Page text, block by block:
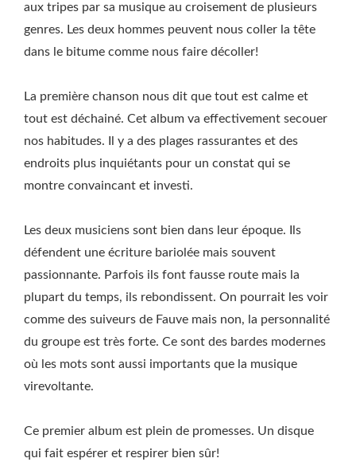
aux tripes par sa musique au croisement de plusieurs
genres. Les deux hommes peuvent nous coller la tête
dans le bitume comme nous faire décoller!
La première chanson nous dit que tout est calme et
tout est déchainé. Cet album va effectivement secouer
nos habitudes. Il y a des plages rassurantes et des
endroits plus inquiétants pour un constat qui se
montre convaincant et investi.
Les deux musiciens sont bien dans leur époque. Ils
défendent une écriture bariolée mais souvent
passionnante. Parfois ils font fausse route mais la
plupart du temps, ils rebondissent. On pourrait les voir
comme des suiveurs de Fauve mais non, la personnalité
du groupe est très forte. Ce sont des bardes modernes
où les mots sont aussi importants que la musique
virevoltante.
Ce premier album est plein de promesses. Un disque
qui fait espérer et respirer bien sûr!